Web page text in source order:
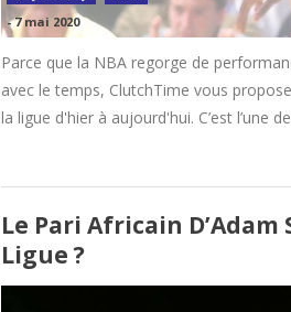
-7 mai 2020
Parce que la NBA regorge de
avec le temps, ClutchTime vous
la ligue d'hier à aujourd'hui. C’est l’une
Le Pari Africain
Ligue ?